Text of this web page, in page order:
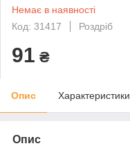
Немає в наявності
Код: 31417
Роздріб
91 ₴
Опис Характеристики
Опис